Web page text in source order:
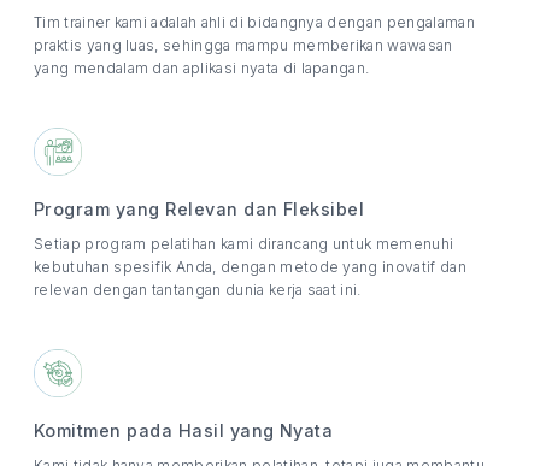
Tim trainer kami adalah ahli di bidangnya dengan pengalaman
praktis yang luas, sehingga mampu memberikan wawasan
yang mendalam dan aplikasi nyata di lapangan.
Program yang Relevan dan Fleksibel
Setiap program pelatihan kami dirancang untuk memenuhi
kebutuhan spesifik Anda, dengan metode yang inovatif dan
relevan dengan tantangan dunia kerja saat ini.
Komitmen pada Hasil yang Nyata